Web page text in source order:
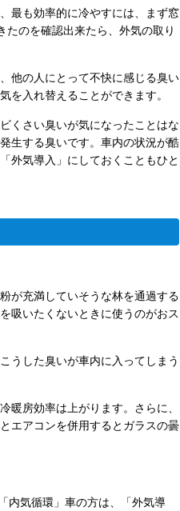
最も効率的に冷やすには、まず窓
たのを確認出来たら、外気の取り
他の人にとって不快に感じる臭い
を入れ替えることができます。
くさい臭いが気になったことはな
生する臭いです。車内の状況が酷
外気導入」にしておくこともひと
が充満していそうな林を通過する
吸いたくないときに使うのがおス
うした臭いが車内に入ってしまう
暖房効率は上がります。さらに、
エアコンを併用するとガラスの曇
内気循環」車の方は、「外気導